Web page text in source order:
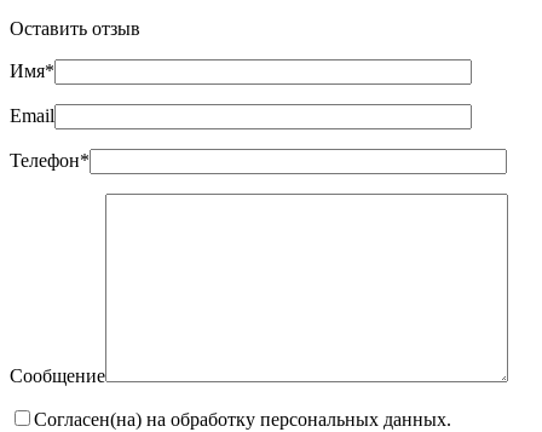
Оставить отзыв
Имя*
Email
Телефон*
Сообщение
Согласен(на) на обработку персональных данных.